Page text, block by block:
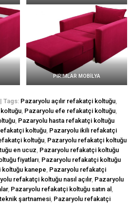
PIRIMLAR MOBİLYA
| Tags: Pazaryolu açılır refakatçi koltuğu
Pazaryolu efe refakatçi koltuğu
Pazaryolu hasta refakatçi koltuğu
koltuğu Pazaryolu ikili refakatçi
koltuğu Pazaryolu refakatçi koltuğu
en ucuz Pazaryolu refakatçi koltuğu
fiyatları Pazaryolu refakatçi koltuğu
kanepe Pazaryolu refakatçi
refakatçi koltuğu nasıl açılır, Pazaryolu
, Pazaryolu refakatçi koltuğu satın al
şartnamesi Pazaryolu refakatçi